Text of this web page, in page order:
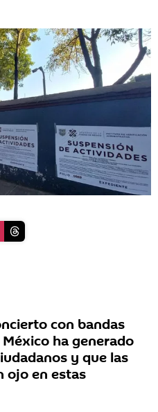
con bandas
ha generado
y que las
ojo en estas